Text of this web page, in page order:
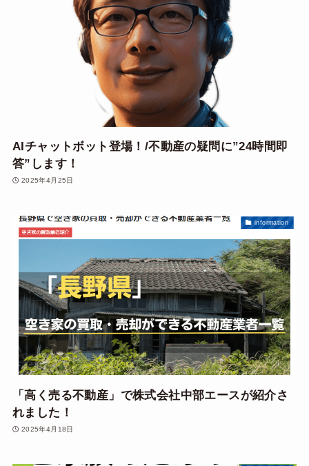
AIチャットボット登場！/不動産の疑問に”24時間即
答”します！
2025年4月25日
information
「高く売る不動産」で株式会社中部エースが紹介さ
れました！
2025年4月18日